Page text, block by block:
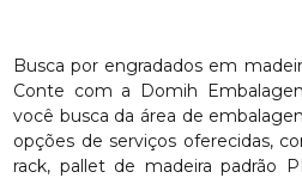
Busca por engradados em
Conte com a Domih
você busca da área de
opções de serviços oferecidas,
rack, pallet de madeira padrão